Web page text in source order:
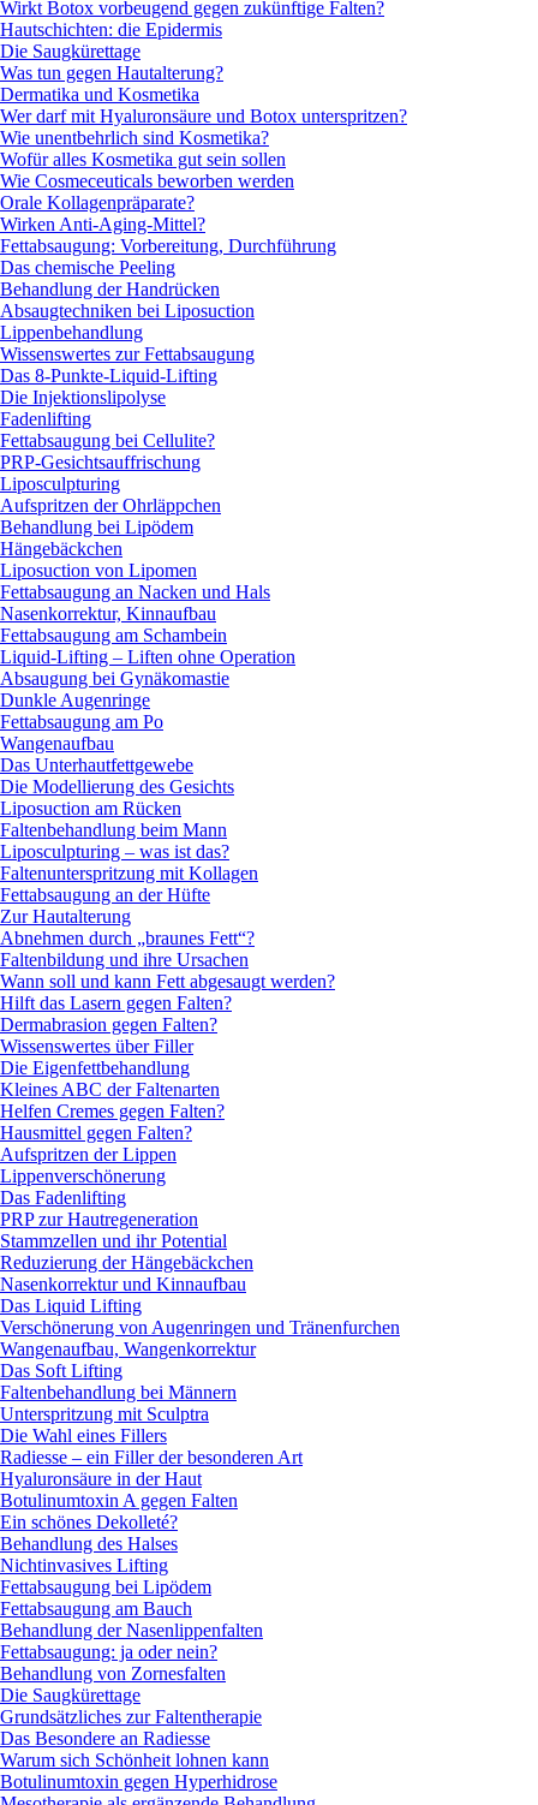
Wirkt Botox vorbeugend gegen zukünftige Falten?
Hautschichten: die Epidermis
Die Saugkürettage
Was tun gegen Hautalterung?
Dermatika und Kosmetika
Wer darf mit Hyaluronsäure und Botox unterspritzen?
Wie unentbehrlich sind Kosmetika?
Wofür alles Kosmetika gut sein sollen
Wie Cosmeceuticals beworben werden
Orale Kollagenpräparate?
Wirken Anti-Aging-Mittel?
Fettabsaugung: Vorbereitung, Durchführung
Das chemische Peeling
Behandlung der Handrücken
Absaugtechniken bei Liposuction
Lippenbehandlung
Wissenswertes zur Fettabsaugung
Das 8-Punkte-Liquid-Lifting
Die Injektionslipolyse
Fadenlifting
Fettabsaugung bei Cellulite?
PRP-Gesichtsauffrischung
Liposculpturing
Aufspritzen der Ohrläppchen
Behandlung bei Lipödem
Hängebäckchen
Liposuction von Lipomen
Fettabsaugung an Nacken und Hals
Nasenkorrektur, Kinnaufbau
Fettabsaugung am Schambein
Liquid-Lifting – Liften ohne Operation
Absaugung bei Gynäkomastie
Dunkle Augenringe
Fettabsaugung am Po
Wangenaufbau
Das Unterhautfettgewebe
Die Modellierung des Gesichts
Liposuction am Rücken
Faltenbehandlung beim Mann
Liposculpturing – was ist das?
Faltenunterspritzung mit Kollagen
Fettabsaugung an der Hüfte
Zur Hautalterung
Abnehmen durch „braunes Fett“?
Faltenbildung und ihre Ursachen
Wann soll und kann Fett abgesaugt werden?
Hilft das Lasern gegen Falten?
Dermabrasion gegen Falten?
Wissenswertes über Filler
Die Eigenfettbehandlung
Kleines ABC der Faltenarten
Helfen Cremes gegen Falten?
Hausmittel gegen Falten?
Aufspritzen der Lippen
Lippenverschönerung
Das Fadenlifting
PRP zur Hautregeneration
Stammzellen und ihr Potential
Reduzierung der Hängebäckchen
Nasenkorrektur und Kinnaufbau
Das Liquid Lifting
Verschönerung von Augenringen und Tränenfurchen
Wangenaufbau, Wangenkorrektur
Das Soft Lifting
Faltenbehandlung bei Männern
Unterspritzung mit Sculptra
Die Wahl eines Fillers
Radiesse – ein Filler der besonderen Art
Hyaluronsäure in der Haut
Botulinumtoxin A gegen Falten
Ein schönes Dekolleté?
Behandlung des Halses
Nichtinvasives Lifting
Fettabsaugung bei Lipödem
Fettabsaugung am Bauch
Behandlung der Nasenlippenfalten
Fettabsaugung: ja oder nein?
Behandlung von Zornesfalten
Die Saugkürettage
Grundsätzliches zur Faltentherapie
Das Besondere an Radiesse
Warum sich Schönheit lohnen kann
Botulinumtoxin gegen Hyperhidrose